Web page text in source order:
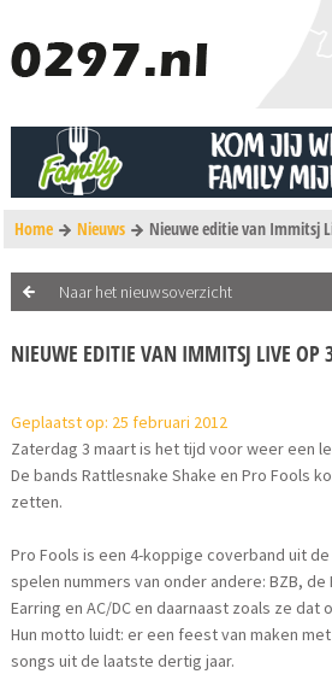
Home Nieuws Nieuwe editie van Immitsj
Naar het nieuwsoverzicht
NIEUWE EDITIE VAN IMMITSJ LIVE OP
Geplaatst op: 25 februari 2012
Zaterdag 3 maart is het tijd voor weer een
De bands Rattlesnake Shake en Pro Fools
zetten.
Pro Fools is een 4-koppige coverband uit
spelen nummers van onder andere: BZB,
Earring en AC/DC en daarnaast zoals ze dat
Hun motto luidt: er een feest van maken
songs uit de laatste dertig jaar.